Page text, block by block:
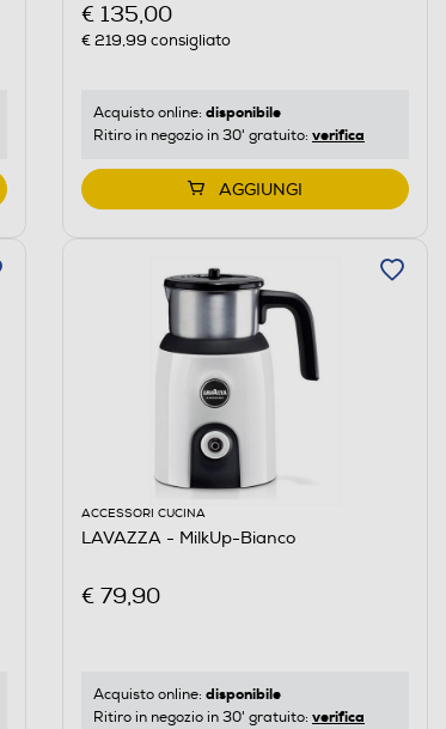
€ 135,00
€ 219,99 consigliato
Acquisto online: disponibile
Ritiro in negozio in 30' gratuito: verifica
AGGIUNGI
ACCESSORI CUCINA
LAVAZZA - MilkUp-Bianco
€ 79,90
Acquisto online: disponibile
Ritiro in negozio in 30' gratuito: verifica